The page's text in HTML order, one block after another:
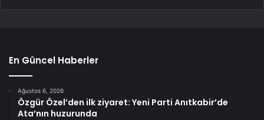
En Güncel Haberler
Ağustos 6, 2026
Özgür Özel’den ilk ziyaret: Yeni Parti Anıtkabir’de
Ata’nın huzurunda